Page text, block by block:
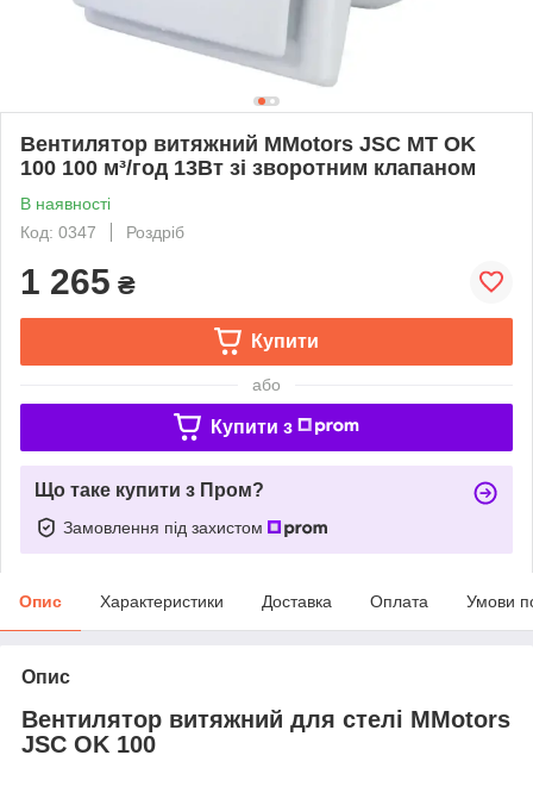
Вентилятор витяжний MMotors JSC МT OK
100 100 м³/год 13Вт зі зворотним клапаном
В наявності
Код: 0347
Роздріб
1 265 ₴
Купити
або
Купити з
Що таке купити з Пром?
Замовлення під захистом
Опис Характеристики Доставка Оплата Умови
Опис
Вентилятор витяжний для стелі MMotors
JSC OK 100